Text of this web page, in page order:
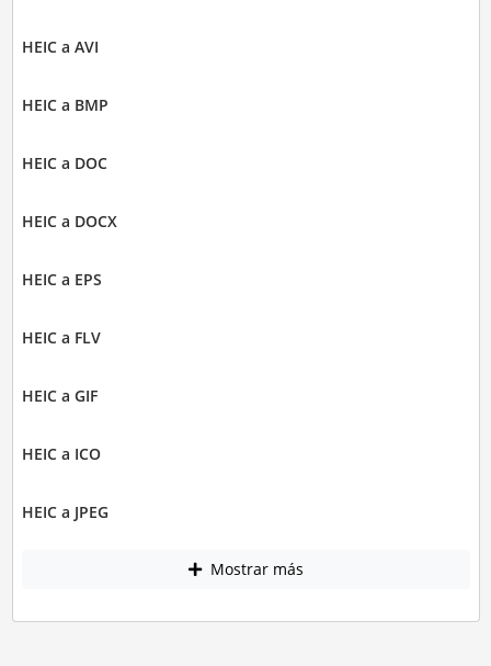
HEIC a AVI
HEIC a BMP
HEIC a DOC
HEIC a DOCX
HEIC a EPS
HEIC a FLV
HEIC a GIF
HEIC a ICO
HEIC a JPEG
Mostrar más